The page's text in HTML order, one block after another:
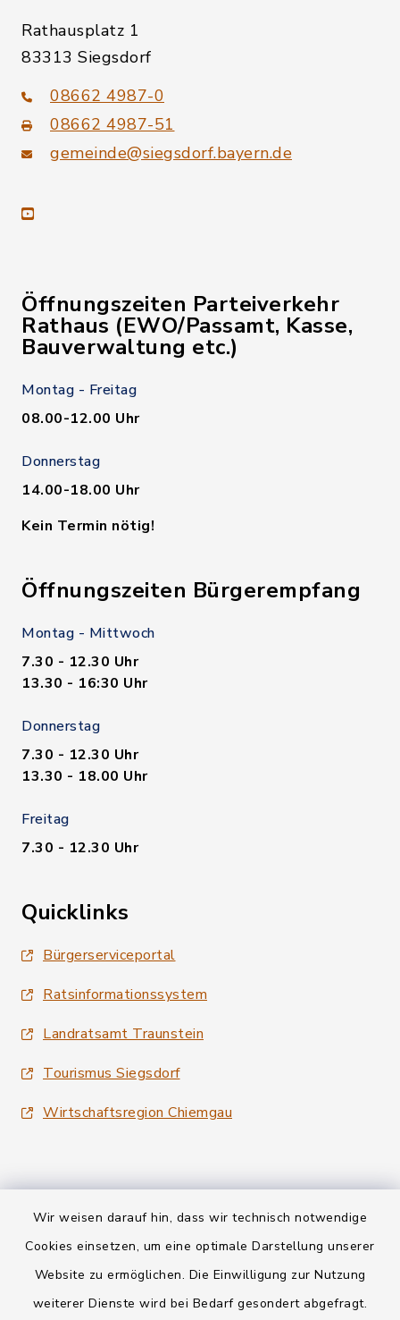
Wir weisen darauf hin, dass wir technisch notwendige
Cookies einsetzen, um eine optimale Darstellung unserer
Website zu ermöglichen. Die Einwilligung zur Nutzung
weiterer Dienste wird bei Bedarf gesondert abgefragt.
Rathausplatz 1
83313 Siegsdorf
08662 4987-0
08662 4987-51
gemeinde@siegsdorf.bayern.de
youtube
Öffnungszeiten Parteiverkehr
Rathaus (EWO/Passamt, Kasse,
Bauverwaltung etc.)
Montag - Freitag
08.00-12.00 Uhr
Donnerstag
14.00-18.00 Uhr
Kein Termin nötig!
Öffnungszeiten Bürgerempfang
Montag - Mittwoch
7.30 - 12.30 Uhr
13.30 - 16:30 Uhr
Donnerstag
7.30 - 12.30 Uhr
13.30 - 18.00 Uhr
Freitag
7.30 - 12.30 Uhr
Quicklinks
Bürgerserviceportal
Ratsinformationssystem
Landratsamt Traunstein
Tourismus Siegsdorf
Wirtschaftsregion Chiemgau
Kontakt